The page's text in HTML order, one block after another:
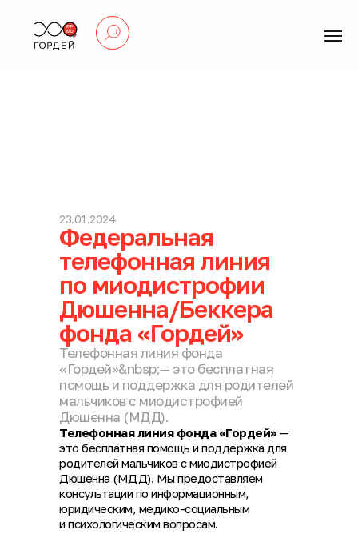
23.01.2024
Федеральная
телефонная линия
по миодистрофии
Дюшенна/Беккера
фонда «Гордей»
Телефонная линия фонда
«Гордей»&nbsp;— это бесплатная
помощь и поддержка для родителей
мальчиков с миодистрофией
Дюшенна (МДД).
Телефонная линия фонда «Гордей» —
это бесплатная помощь и поддержка для
родителей мальчиков с миодистрофией
Дюшенна (МДД). Мы предоставляем
консультации по информационным,
юридическим, медико-социальным
и психологическим вопросам.